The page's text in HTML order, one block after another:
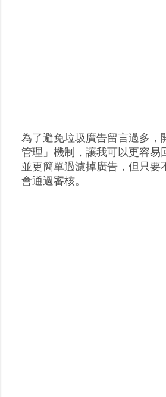
張
貼
留
為了避免垃圾廣告留言過多，
管理」機制，讓我可以更容易
並更簡單過濾掉廣告，但只要
會通過審核。